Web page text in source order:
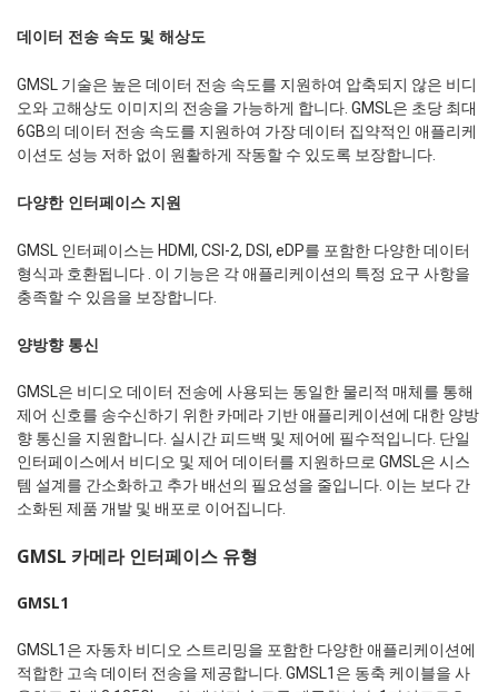
데이터 전송 속도 및 해상도
GMSL 기술은 높은 데이터 전송 속도를 지원하여 압축되지 않은 비디
오와 고해상도 이미지의 전송을 가능하게 합니다. GMSL은 초당 최대
6GB의 데이터 전송 속도를 지원하여 가장 데이터 집약적인 애플리케
이션도 성능 저하 없이 원활하게 작동할 수 있도록 보장합니다.
다양한 인터페이스 지원
GMSL 인터페이스는 HDMI, CSI-2, DSI, eDP를 포함한 다양한 데이터
형식과 호환됩니다 . 이 기능은 각 애플리케이션의 특정 요구 사항을
충족할 수 있음을 보장합니다.
양방향 통신
GMSL은 비디오 데이터 전송에 사용되는 동일한 물리적 매체를 통해
제어 신호를 송수신하기 위한 카메라 기반 애플리케이션에 대한 양방
향 통신을 지원합니다. 실시간 피드백 및 제어에 필수적입니다. 단일
인터페이스에서 비디오 및 제어 데이터를 지원하므로 GMSL은 시스
템 설계를 간소화하고 추가 배선의 필요성을 줄입니다. 이는 보다 간
소화된 제품 개발 및 배포로 이어집니다.
GMSL 카메라 인터페이스 유형
GMSL1
GMSL1은 자동차 비디오 스트리밍을 포함한 다양한 애플리케이션에
적합한 고속 데이터 전송을 제공합니다. GMSL1은 동축 케이블을 사